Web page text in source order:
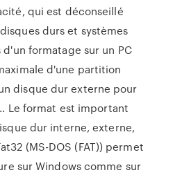
qui est déconseillé
durs et systèmes
formatage sur un PC
d'une partition
disque dur externe pour
Le format est important
dur interne, externe,
(MS-DOS (FAT)) permet
sur Windows comme sur